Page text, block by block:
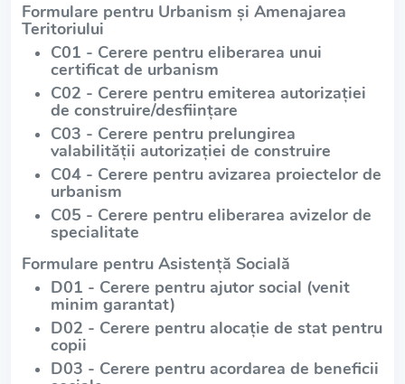
Formulare pentru Urbanism și Amenajarea
Teritoriului
C01 - Cerere pentru eliberarea unui
certificat de urbanism
C02 - Cerere pentru emiterea autorizației
de construire/desființare
C03 - Cerere pentru prelungirea
valabilității autorizației de construire
C04 - Cerere pentru avizarea proiectelor de
urbanism
C05 - Cerere pentru eliberarea avizelor de
specialitate
Formulare pentru Asistență Socială
D01 - Cerere pentru ajutor social (venit
minim garantat)
D02 - Cerere pentru alocație de stat pentru
copii
D03 - Cerere pentru acordarea de beneficii